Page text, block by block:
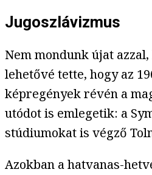
Jugoszlávizmus
Nem mondunk újat
lehetővé tette, hogy az
képregények révén a
utódot is emlegetik: a
stúdiumokat is végző
Azokban a hatvanas-